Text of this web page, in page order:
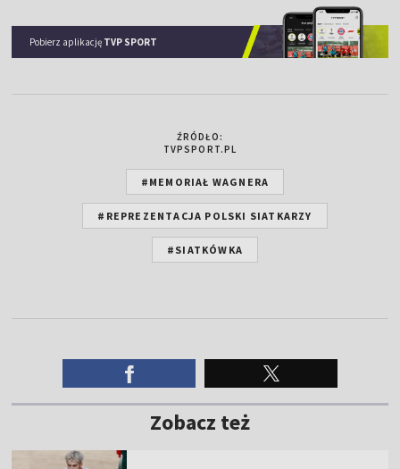
Pobierz aplikację TVP SPORT
ŹRÓDŁO:
TVPSPORT.PL
#MEMORIAŁ WAGNERA
#REPREZENTACJA POLSKI SIATKARZY
#SIATKÓWKA
Zobacz też